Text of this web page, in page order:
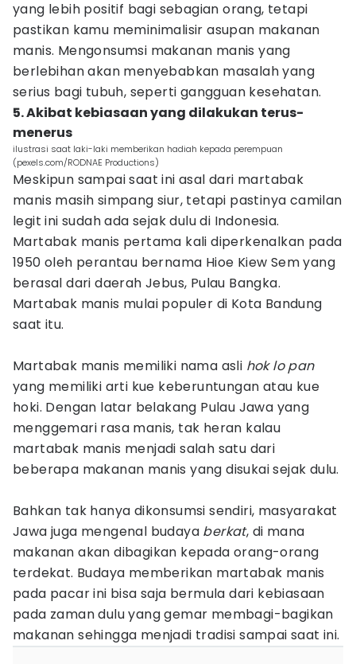
yang lebih positif bagi sebagian orang, tetapi
pastikan kamu meminimalisir asupan makanan
manis. Mengonsumsi makanan manis yang
berlebihan akan menyebabkan masalah yang
serius bagi tubuh, seperti gangguan kesehatan.
5. Akibat kebiasaan yang dilakukan terus-
menerus
ilustrasi saat laki-laki memberikan hadiah kepada perempuan
(pexels.com/RODNAE Productions)
Meskipun sampai saat ini asal dari martabak
manis masih simpang siur, tetapi pastinya camilan
legit ini sudah ada sejak dulu di Indonesia.
Martabak manis pertama kali diperkenalkan pada
1950 oleh perantau bernama Hioe Kiew Sem yang
berasal dari daerah Jebus, Pulau Bangka.
Martabak manis mulai populer di Kota Bandung
saat itu.
Martabak manis memiliki nama asli hok lo pan
yang memiliki arti kue keberuntungan atau kue
hoki. Dengan latar belakang Pulau Jawa yang
menggemari rasa manis, tak heran kalau
martabak manis menjadi salah satu dari
beberapa makanan manis yang disukai sejak dulu.
Bahkan tak hanya dikonsumsi sendiri, masyarakat
Jawa juga mengenal budaya berkat, di mana
makanan akan dibagikan kepada orang-orang
terdekat. Budaya memberikan martabak manis
pada pacar ini bisa saja bermula dari kebiasaan
pada zaman dulu yang gemar membagi-bagikan
makanan sehingga menjadi tradisi sampai saat ini.